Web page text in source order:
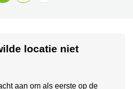
locatie niet
aan om als eerste op de